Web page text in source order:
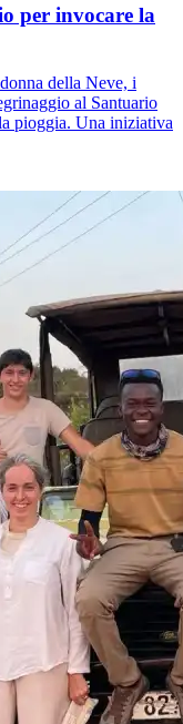
per invocare la
della Neve, i
al Santuario
pioggia. Una iniziativa